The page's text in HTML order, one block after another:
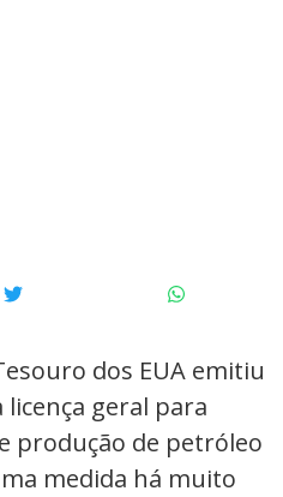
dos EUA ⁠emitiu
geral para
produção de petróleo
medida há muito